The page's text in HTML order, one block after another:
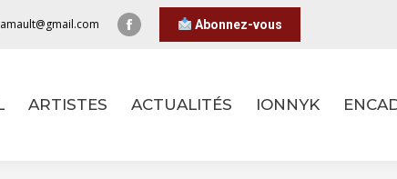
Abonnez-vous
ARTISTES ACTUALITÉS IONNYK